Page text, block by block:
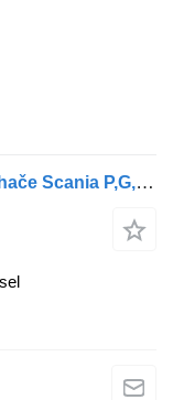
Kliková skříň motoru 1362693 pro tahače Scania P,G,R,T-series (2004-2017)